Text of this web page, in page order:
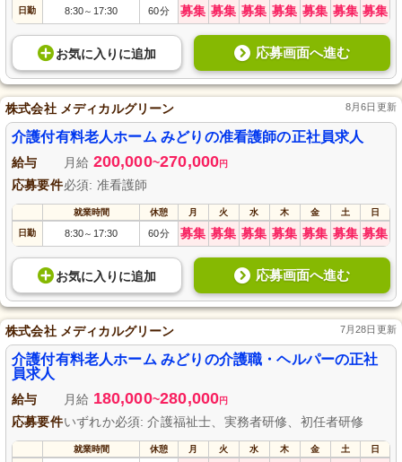
日勤 8:30～ 17:30 60分 募集 募集 募集 募集 募集 募集 募集
お気に入り に追加 応募画面へ進む
株式会社 メディカルグリーン 8月6日更新
介護付有料老人ホーム みどりの准看護師の正社員求人
給与 月給 200,000~270,000円
応募要件必須: 准看護師
就業時間 休憩 月 火 水 木 金 土 日
日勤 8:30～ 17:30 60分 募集 募集 募集 募集 募集 募集 募集
お気に入り に追加 応募画面へ進む
株式会社 メディカルグリーン 7月28日更新
介護付有料老人ホーム みどりの介護職・ヘルパーの正社
員求人
給与 月給 180,000~280,000円
応募要件いずれか必須: 介護福祉士、実務者研修、初任者研修
就業時間 休憩 月 火 水 木 金 土 日